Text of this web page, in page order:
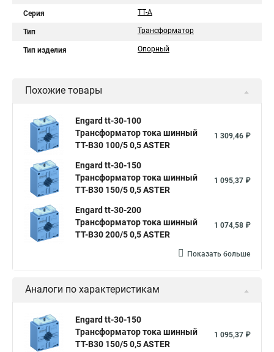
Серия ТТ-A
Тип Трансформатор
Тип изделия Опорный
Похожие товары
Engard tt-30-100
Трансформатор тока шинный
ТТ-В30 100/5 0,5 ASTER
1 309,46 ₽
Engard tt-30-150
Трансформатор тока шинный
ТТ-В30 150/5 0,5 ASTER
1 095,37 ₽
Engard tt-30-200
Трансформатор тока шинный
ТТ-В30 200/5 0,5 ASTER
1 074,58 ₽
Показать больше
Аналоги по характеристикам
Engard tt-30-150
Трансформатор тока шинный
ТТ-В30 150/5 0,5 ASTER
1 095,37 ₽